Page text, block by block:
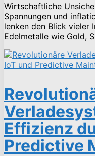
Wirtschaftliche
Spannungen und
lenken den Blick vieler
Edelmetalle wie Gold,
Effizienz
Predictive